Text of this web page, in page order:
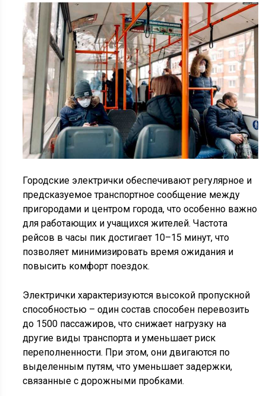
Городские электрички обеспечивают регулярное и
предсказуемое транспортное сообщение между
пригородами и центром города, что особенно важно
для работающих и учащихся жителей. Частота
рейсов в часы пик достигает 10–15 минут, что
позволяет минимизировать время ожидания и
повысить комфорт поездок.
Электрички характеризуются высокой пропускной
способностью – один состав способен перевозить
до 1500 пассажиров, что снижает нагрузку на
другие виды транспорта и уменьшает риск
переполненности. При этом, они двигаются по
выделенным путям, что уменьшает задержки,
связанные с дорожными пробками.